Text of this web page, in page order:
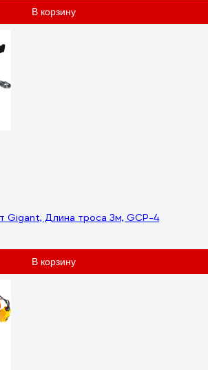
В корзину
Gigant, Длина троса 3м, GCP-4
В корзину